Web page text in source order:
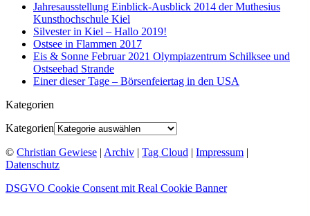
Jahresausstellung Einblick-Ausblick 2014 der Muthesius
Kunsthochschule Kiel
Silvester in Kiel – Hallo 2019!
Ostsee in Flammen 2017
Eis & Sonne Februar 2021 Olympiazentrum Schilksee und
Ostseebad Strande
Einer dieser Tage – Börsenfeiertag in den USA
Kategorien
Kategorien
© Christian Gewiese | Archiv | Tag Cloud | Impressum |
Datenschutz
DSGVO Cookie Consent mit Real Cookie Banner